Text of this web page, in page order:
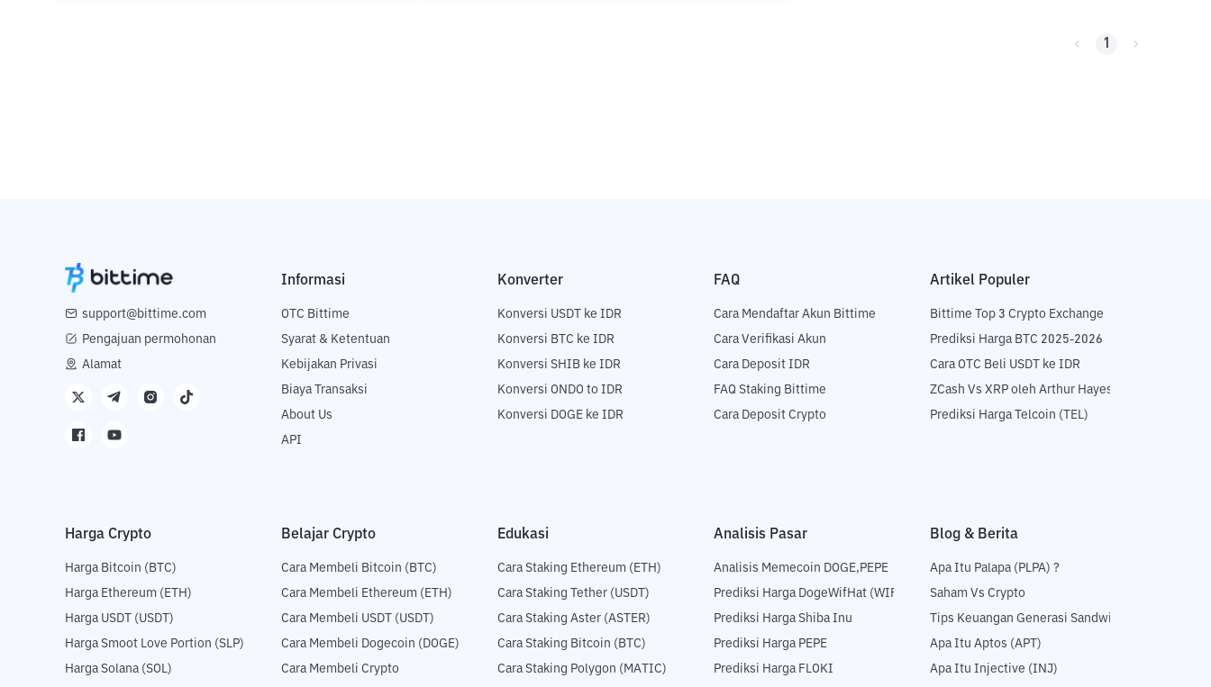
1
support@bittime.com
Pengajuan permohonan
Alamat
Informasi
OTC Bittime
Syarat & Ketentuan
Kebijakan Privasi
Biaya Transaksi
About Us
API
Konverter
Konversi USDT ke IDR
Konversi BTC ke IDR
Konversi SHIB ke IDR
Konversi ONDO to IDR
Konversi DOGE ke IDR
FAQ
Cara Mendaftar Akun Bittime
Cara Verifikasi Akun
Cara Deposit IDR
FAQ Staking Bittime
Cara Deposit Crypto
Artikel Populer
Bittime Top 3 Crypto Exchange
Prediksi Harga BTC 2025-2026
Cara OTC Beli USDT ke IDR
ZCash Vs XRP oleh Arthur Hayes
Prediksi Harga Telcoin (TEL)
Harga Crypto
Harga Bitcoin (BTC)
Harga Ethereum (ETH)
Harga USDT (USDT)
Harga Smoot Love Portion (SLP)
Harga Solana (SOL)
Belajar Crypto
Cara Membeli Bitcoin (BTC)
Cara Membeli Ethereum (ETH)
Cara Membeli USDT (USDT)
Cara Membeli Dogecoin (DOGE)
Cara Membeli Crypto
Edukasi
Cara Staking Ethereum (ETH)
Cara Staking Tether (USDT)
Cara Staking Aster (ASTER)
Cara Staking Bitcoin (BTC)
Cara Staking Polygon (MATIC)
Analisis Pasar
Analisis Memecoin DOGE,PEPE
Prediksi Harga DogeWifHat (WIF)
Prediksi Harga Shiba Inu
Prediksi Harga PEPE
Prediksi Harga FLOKI
Blog & Berita
Apa Itu Palapa (PLPA) ?
Saham Vs Crypto
Tips Keuangan Generasi Sandwich
Apa Itu Aptos (APT)
Apa Itu Injective (INJ)